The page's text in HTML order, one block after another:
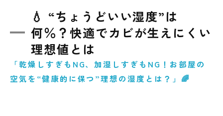
💧 “ちょうどいい湿度”は
何％？快適でカビが生えにくい
理想値とは
「乾燥しすぎもNG、加湿しすぎもNG！お部屋の
空気を“健康的に保つ”理想の湿度とは？」🌈